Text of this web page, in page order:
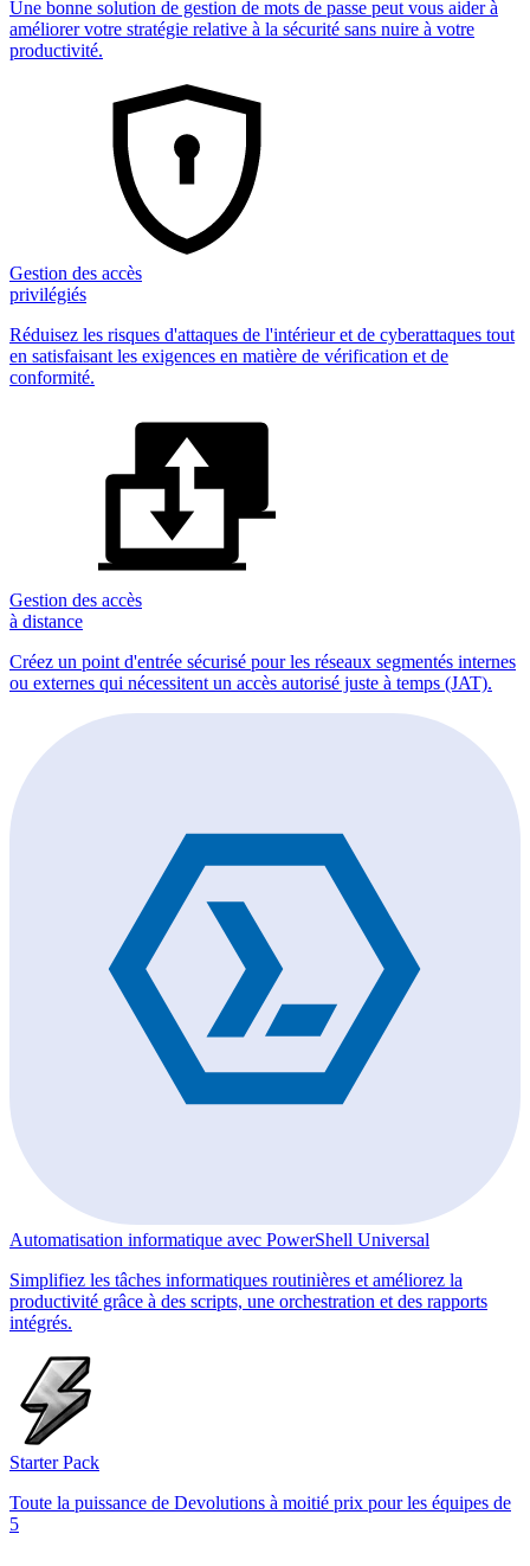
Une bonne solution de gestion de mots de passe peut vous aider à
améliorer votre stratégie relative à la sécurité sans nuire à votre
productivité.
Gestion des accès
privilégiés
Réduisez les risques d'attaques de l'intérieur et de cyberattaques tout
en satisfaisant les exigences en matière de vérification et de
conformité.
Gestion des accès
à distance
Créez un point d'entrée sécurisé pour les réseaux segmentés internes
ou externes qui nécessitent un accès autorisé juste à temps (JAT).
Automatisation informatique avec PowerShell Universal
Simplifiez les tâches informatiques routinières et améliorez la
productivité grâce à des scripts, une orchestration et des rapports
intégrés.
Starter Pack
Toute la puissance de Devolutions à moitié prix pour les équipes de
5